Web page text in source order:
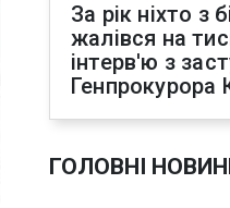
За рік ніхто з
жалівся на
інтерв'ю з
Генпрокурора
ГОЛОВНІ